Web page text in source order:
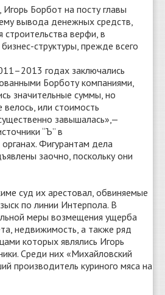
Борбот на посту главы
вывода денежных средств,
верфи, в
структуры, прежде всего
годах заключались
Борботу компаниями,
значительные суммы, но
велось, или стоимость
завышалась»,—
“Ъ” в
Фигурантам дела
заочно, поскольку они
суд их арестовал, обвиняемые
по линии Интерпола. В
меры возмещения ущерба
недвижимость, а также ряд
которых являлись Игорь
Среди них «Михайловский
производитель куриного мяса на